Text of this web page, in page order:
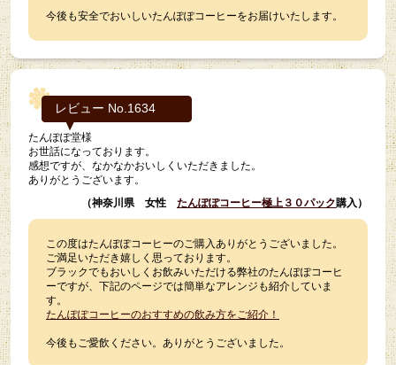
今後も安全でおいしいたんぽぽコーヒーをお届けいたします。
レビュー No.1634
たんぽぽ堂様
お世話になっております。
感想ですが、なかなかおいしくいただきました。
ありがとうございます。
（神奈川県 女性 たんぽぽコーヒー極上３０パック購入）
この度はたんぽぽコーヒーのご購入ありがとうございました。
ご満足いただき嬉しく思っております。
ブラックでもおいしくお飲みいただける弊社のたんぽぽコーヒ
ーですが、下記のページでは簡単なアレンジも紹介していま
す。
たんぽぽコーヒーのおすすめの飲み方をご紹介！
今後もご愛飲ください。ありがとうございました。